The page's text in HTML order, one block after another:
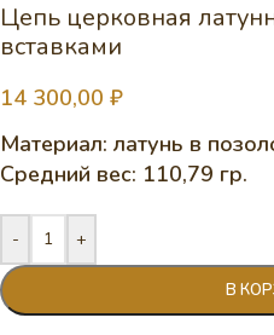
Цепь церковная
вставками
14 300,00 ₽
Материал: латунь в
Средний вес: 110,79 гр.
- +
В